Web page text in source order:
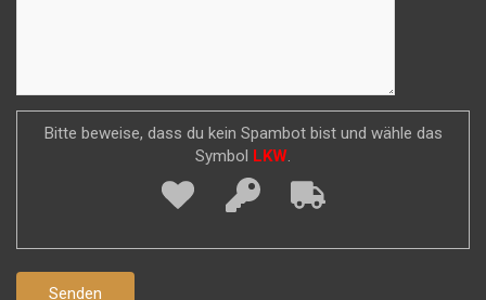
Bitte beweise, dass du kein Spambot bist und wähle das
Symbol
LKW.